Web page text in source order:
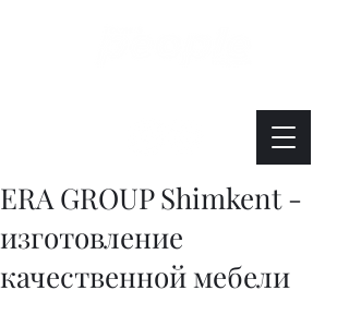
ERA GROUP Shimkent -
изготовление
качественной мебели